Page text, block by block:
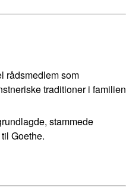
rådsmedlem som
traditioner i familien
stammede
Goethe.